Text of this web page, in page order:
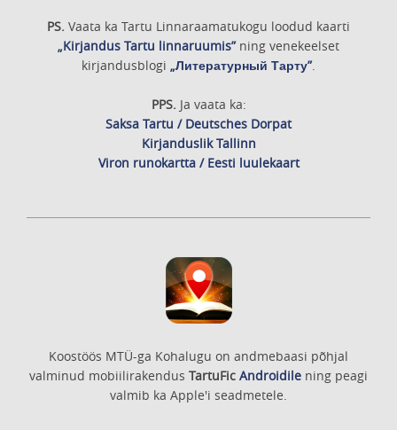
PS. Vaata ka Tartu Linnaraamatukogu loodud kaarti
„Kirjandus Tartu linnaruumis”ning venekeelset
kirjandusblogi „Литературный Тарту”.
PPS. Ja vaata ka:
Saksa Tartu / Deutsches Dorpat
Kirjanduslik Tallinn
Viron runokartta / Eesti luulekaart
Koostöös MTÜ-ga Kohalugu on andmebaasi põhjal
valminud mobiilirakendus TartuFic Androidile ning peagi
valmib ka Apple'i seadmetele.